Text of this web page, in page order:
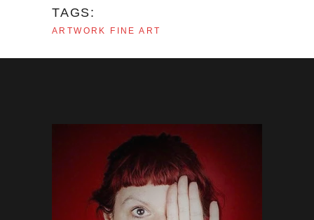
TAGS:
ARTWORK FINE ART